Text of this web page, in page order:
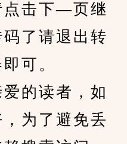
击下—页继
了请退出转
可。
的读者，如
为了避免丢